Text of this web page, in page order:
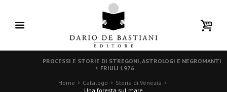
PROCESSI E STORIE DI STREGONI, ASTROLOGI E NEGROMANTI
FRIULI 1976
Home
Catalogo
Storia di Venezia
Una foresta sul mare